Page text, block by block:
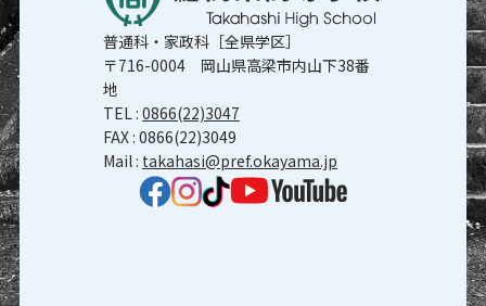
普通科・家政科［全県学区］
〒716-0004 岡山県高梁市内山下38番
地
TEL : 0866(22)3047
FAX : 0866(22)3049
Mail : takahasi@pref.okayama.jp